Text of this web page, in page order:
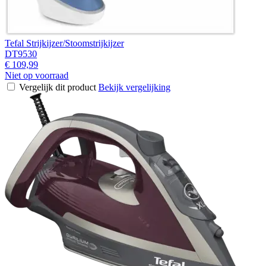
Tefal Strijkijzer/Stoomstrijkijzer
DT9530
€ 109,99
Niet op voorraad
Vergelijk dit product Bekijk vergelijking